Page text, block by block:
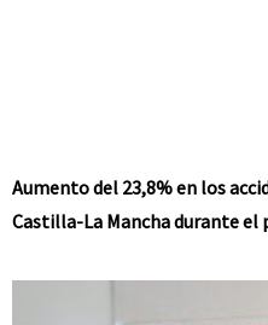
Aumento del 23,8% en los
Castilla-La Mancha durante el